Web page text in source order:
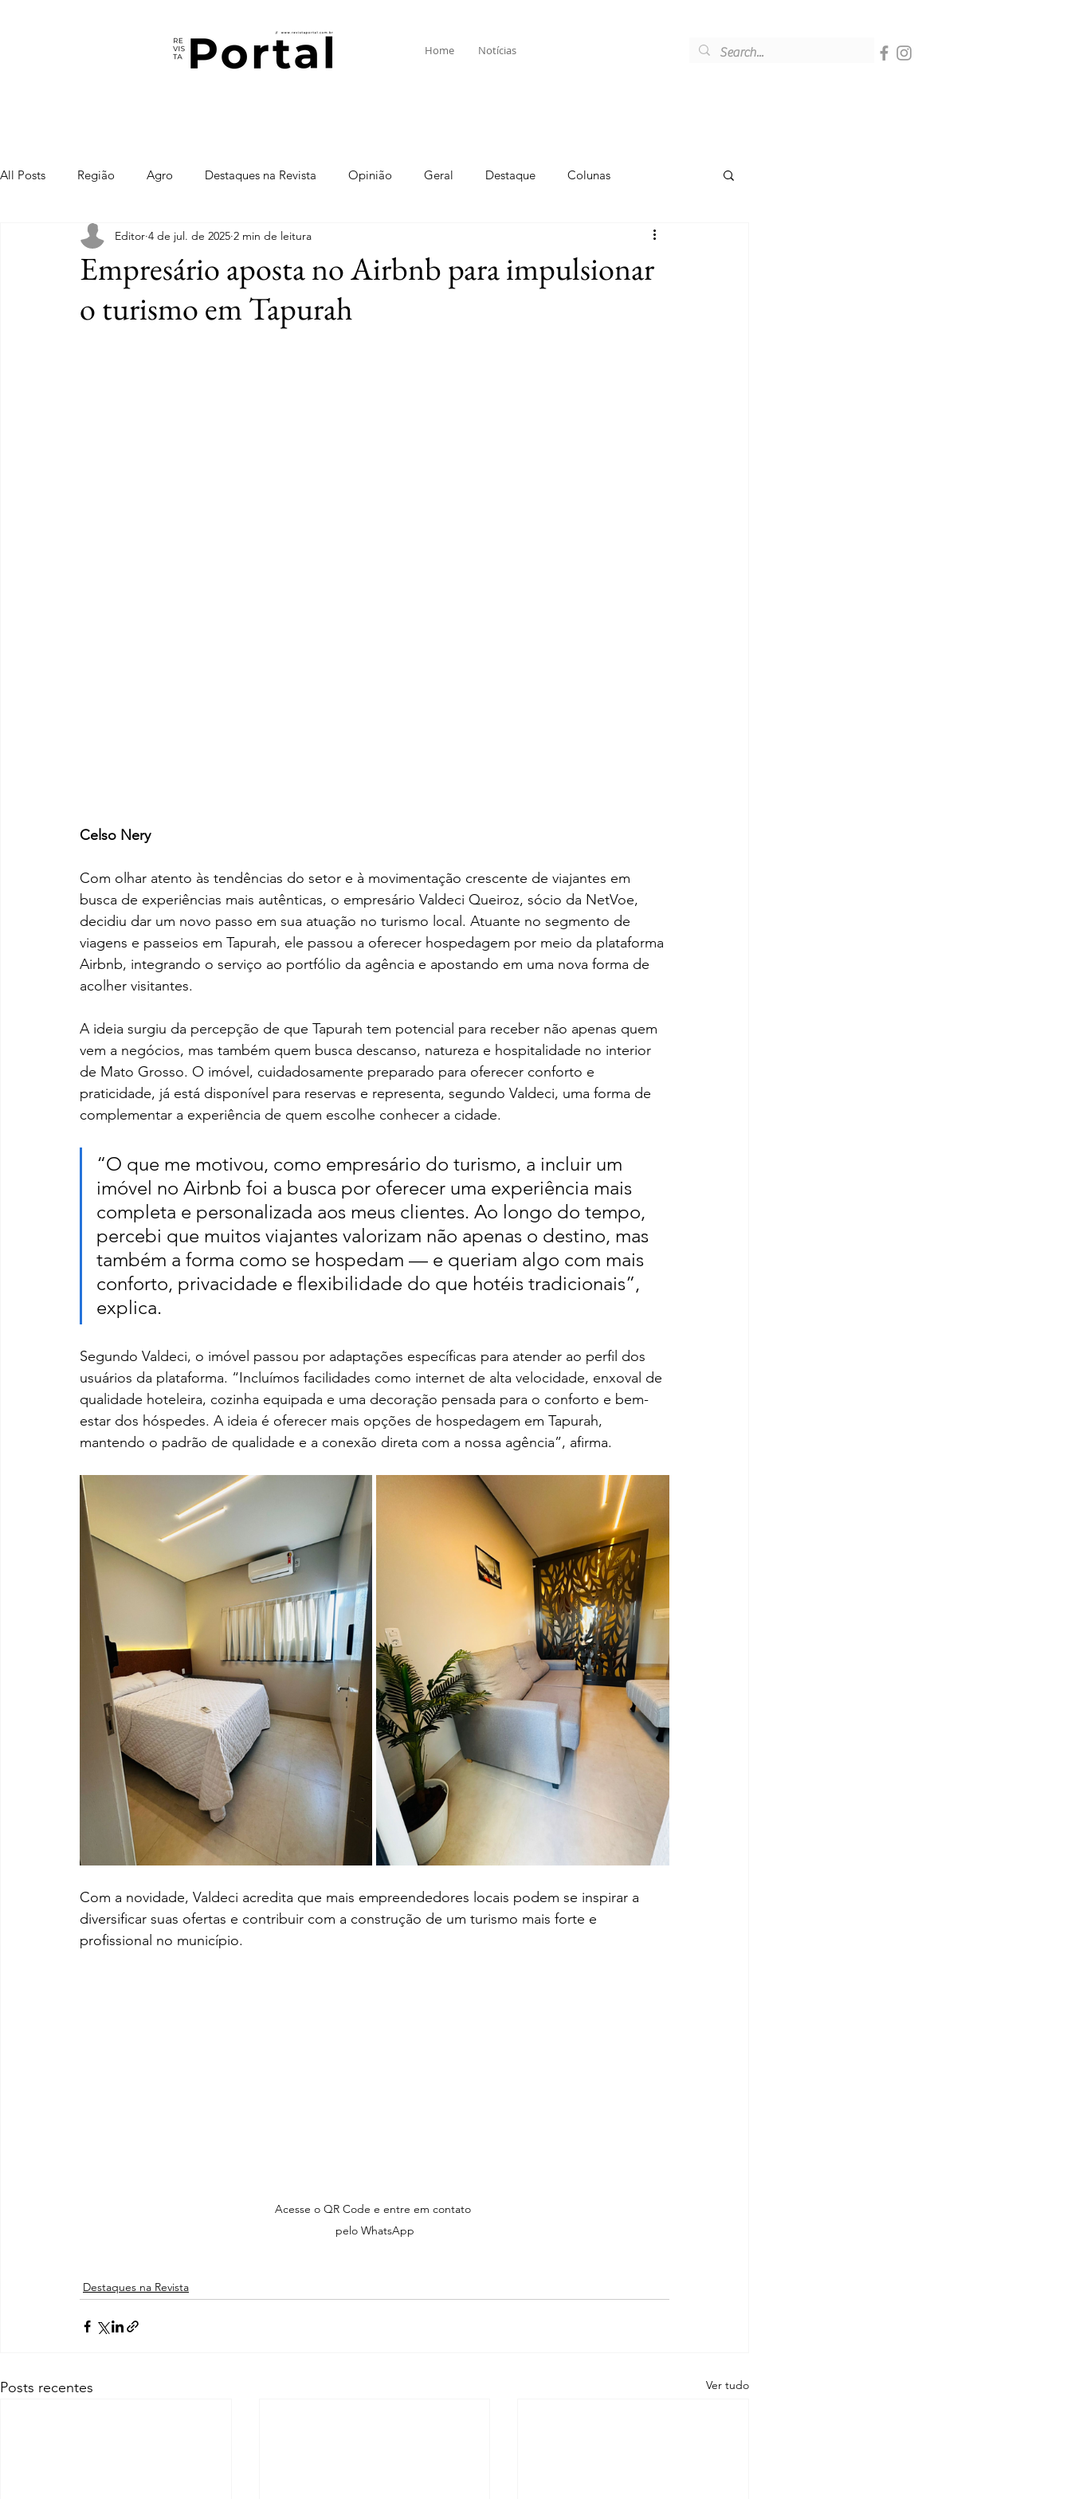
Home Notícias
All Posts Região Agro Destaques na Revista Opinião Geral Destaque Colunas
Empresário aposta no Airbnb para impulsionar
o turismo em Tapurah
Editor 4 de jul. de 2025 2 min de leitura
Celso Nery
Com olhar atento às tendências do setor e à movimentação crescente de viajantes em
busca de experiências mais autênticas, o empresário Valdeci Queiroz, sócio da NetVoe,
decidiu dar um novo passo em sua atuação no turismo local. Atuante no segmento de
viagens e passeios em Tapurah, ele passou a oferecer hospedagem por meio da plataforma
Airbnb, integrando o serviço ao portfólio da agência e apostando em uma nova forma de
acolher visitantes.
A ideia surgiu da percepção de que Tapurah tem potencial para receber não apenas quem
vem a negócios, mas também quem busca descanso, natureza e hospitalidade no interior
de Mato Grosso. O imóvel, cuidadosamente preparado para oferecer conforto e
praticidade, já está disponível para reservas e representa, segundo Valdeci, uma forma de
complementar a experiência de quem escolhe conhecer a cidade.
“O que me motivou, como empresário do turismo, a incluir um
imóvel no Airbnb foi a busca por oferecer uma experiência mais
completa e personalizada aos meus clientes. Ao longo do tempo,
percebi que muitos viajantes valorizam não apenas o destino, mas
também a forma como se hospedam — e queriam algo com mais
conforto, privacidade e flexibilidade do que hotéis tradicionais”,
explica.
Segundo Valdeci, o imóvel passou por adaptações específicas para atender ao perfil dos
usuários da plataforma. “Incluímos facilidades como internet de alta velocidade, enxoval de
qualidade hoteleira, cozinha equipada e uma decoração pensada para o conforto e bem-
estar dos hóspedes. A ideia é oferecer mais opções de hospedagem em Tapurah,
mantendo o padrão de qualidade e a conexão direta com a nossa agência”, afirma.
Com a novidade, Valdeci acredita que mais empreendedores locais podem se inspirar a
diversificar suas ofertas e contribuir com a construção de um turismo mais forte e
profissional no município.
Acesse o QR Code e entre em contato
pelo WhatsApp
Destaques na Revista
Posts recentes Ver tudo